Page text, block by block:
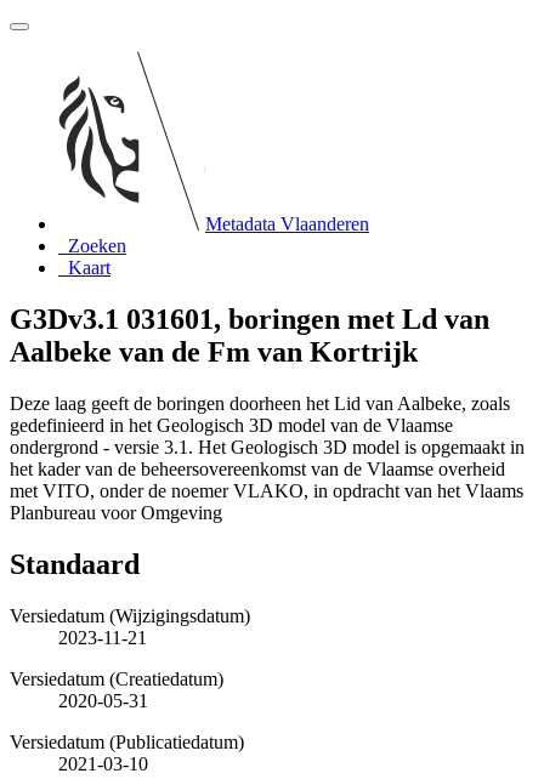
Metadata Vlaanderen
Zoeken
Kaart
G3Dv3.1 031601, boringen met Ld van
Aalbeke van de Fm van Kortrijk
Deze laag geeft de boringen doorheen het Lid van Aalbeke, zoals
gedefinieerd in het Geologisch 3D model van de Vlaamse
ondergrond - versie 3.1. Het Geologisch 3D model is opgemaakt in
het kader van de beheersovereenkomst van de Vlaamse overheid
met VITO, onder de noemer VLAKO, in opdracht van het Vlaams
Planbureau voor Omgeving
Standaard
Versiedatum (Wijzigingsdatum)
2023-11-21
Versiedatum (Creatiedatum)
2020-05-31
Versiedatum (Publicatiedatum)
2021-03-10